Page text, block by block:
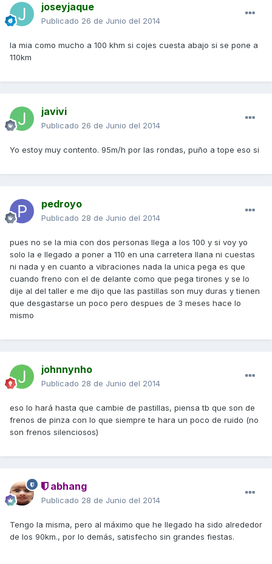
joseyjaque
Publicado 26 de Junio del 2014
la mia como mucho a 100 khm si cojes cuesta abajo si se pone a
110km
javivi
Publicado 26 de Junio del 2014
Yo estoy muy contento. 95m/h por las rondas, puño a tope eso si
pedroyo
Publicado 28 de Junio del 2014
pues no se la mia con dos personas llega a los 100 y si voy yo
solo la e llegado a poner a 110 en una carretera llana ni cuestas
ni nada y en cuanto a vibraciones nada la unica pega es que
cuando freno con el de delante como que pega tirones y se lo
dije al del taller e me dijo que las pastillas son muy duras y tienen
que desgastarse un poco pero despues de 3 meses hace lo
mismo
johnnynho
Publicado 28 de Junio del 2014
eso lo hará hasta que cambie de pastillas, piensa tb que son de
frenos de pinza con lo que siempre te hara un poco de ruido (no
son frenos silenciosos)
abhang
Publicado 28 de Junio del 2014
Tengo la misma, pero al máximo que he llegado ha sido alrededor
de los 90km., por lo demás, satisfecho sin grandes fiestas.